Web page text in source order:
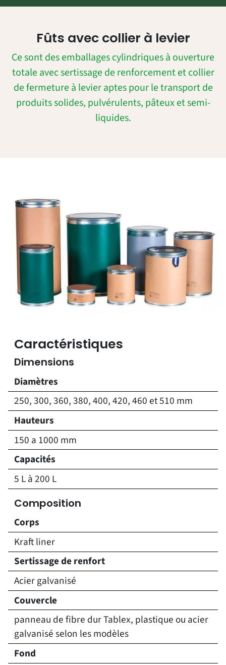
Fûts avec collier à levier
Ce sont des emballages cylindriques à ouverture
totale avec sertissage de renforcement et collier
de fermeture à levier aptes pour le transport de
produits solides, pulvérulents, pâteux et semi-
liquides.
Caractéristiques
Dimensions
Diamètres
250, 300, 360, 380, 400, 420, 460 et 510 mm
Hauteurs
150 a 1000 mm
Capacités
5 L à 200 L
Composition
Corps
Kraft liner
Sertissage de renfort
Acier galvanisé
Couvercle
panneau de fibre dur Tablex, plastique ou acier
galvanisé selon les modèles
Fond